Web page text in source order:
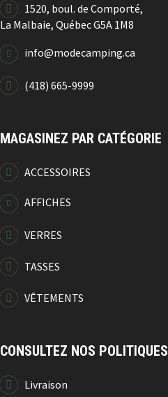
1520, boul. de Comporté,
La Malbaie, Québec G5A 1M8
info@modecamping.ca
(418) 665-9999
MAGASINEZ PAR CATÉGORIE
ACCESSOIRES
AFFICHES
VERRES
TASSES
VÊTEMENTS
CONSULTEZ NOS POLITIQUES
Livraison